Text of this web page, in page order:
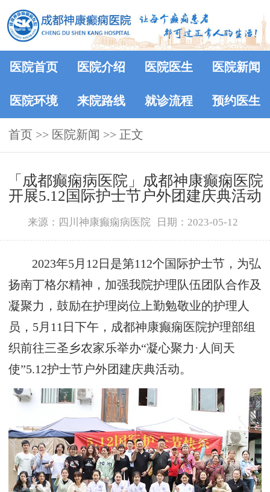
医院首页 医院介绍 医院医生 医院新闻
医院环境 来院路线 就诊流程 预约医生
首页 >> 医院新闻 >> 正文
「成都癫痫病医院」成都神康癫痫医院
开展5.12国际护士节户外团建庆典活动
来源：四川神康癫痫病医院 日期：2023-05-12
2023年5月12日是第112个国际护士节，为弘
扬南丁格尔精神，加强我院护理队伍团队合作及
凝聚力，鼓励在护理岗位上勤勉敬业的护理人
员，5月11日下午，成都神康癫痫医院护理部组
织前往三圣乡农家乐举办“凝心聚力·人间天
使”5.12护士节户外团建庆典活动。